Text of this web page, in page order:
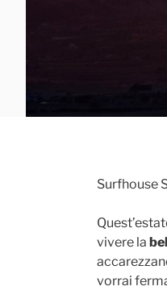
Surfhouse
vivere la
vorrai